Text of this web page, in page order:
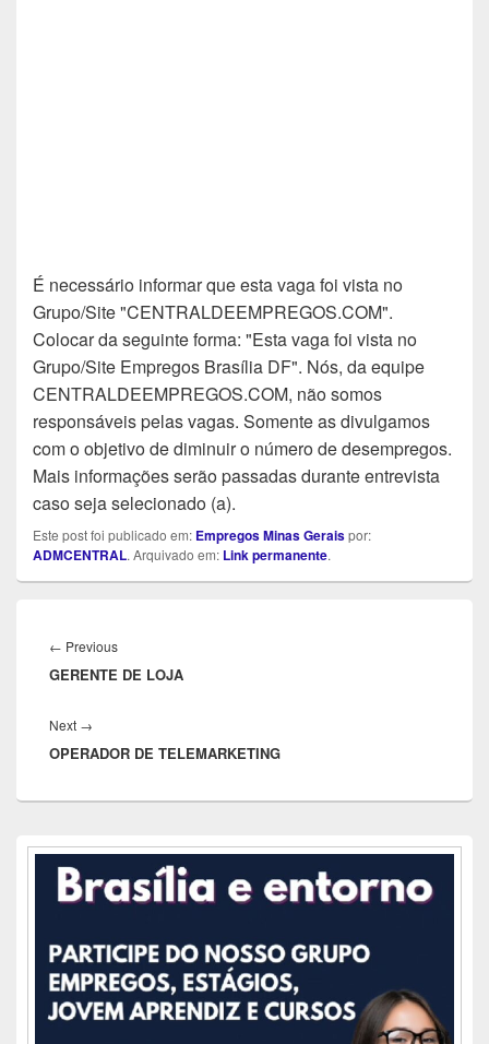
É necessário informar que esta vaga foi vista no
Grupo/Site "CENTRALDEEMPREGOS.COM".
Colocar da seguinte forma: "Esta vaga foi vista no
Grupo/Site Empregos Brasília DF". Nós, da equipe
CENTRALDEEMPREGOS.COM, não somos
responsáveis pelas vagas. Somente as divulgamos
com o objetivo de diminuir o número de desempregos.
Mais informações serão passadas durante entrevista
caso seja selecionado (a).
Este post foi publicado em: Empregos Minas Geraispor:
ADMCENTRAL. Arquivado em: Link permanente.
de
Post
← PreviousPrevious
post:
GERENTE DE LOJA
Next →
post:
OPERADOR DE TELEMARKETING
Área